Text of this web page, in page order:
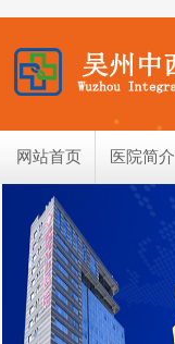
网站首页 医院简介